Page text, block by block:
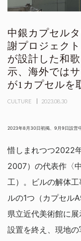
中銀カプセル
謝プロジェク
が設計した和
示、海外では
が1カプセルを
CULTURE 2023.08.30
2023年8月30日初掲、9月9日設営
惜しまれつつ2022
2007）の代表作〈
工）。ビルの解体
ルの1つ（カプセル
県立近代美術館に
設置を終え、現地